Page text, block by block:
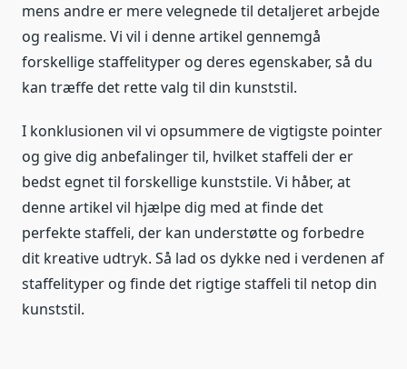
mens andre er mere velegnede til detaljeret arbejde
og realisme. Vi vil i denne artikel gennemgå
forskellige staffelityper og deres egenskaber, så du
kan træffe det rette valg til din kunststil.
I konklusionen vil vi opsummere de vigtigste pointer
og give dig anbefalinger til, hvilket staffeli der er
bedst egnet til forskellige kunststile. Vi håber, at
denne artikel vil hjælpe dig med at finde det
perfekte staffeli, der kan understøtte og forbedre
dit kreative udtryk. Så lad os dykke ned i verdenen af
staffelityper og finde det rigtige staffeli til netop din
kunststil.